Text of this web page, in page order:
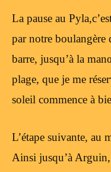
La pause au
par notre
barre, jusqu’à la
plage, que je me
soleil commence à
L’étape suivante, au
Ainsi jusqu’à